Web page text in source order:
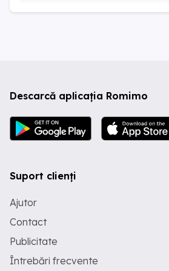
Descarcă aplicația Romimo
Suport clienți
Ajutor
Contact
Publicitate
Întrebări frecvente